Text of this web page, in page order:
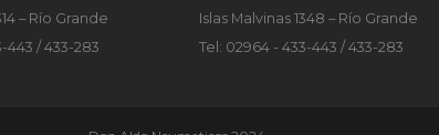
– Río Grande
443 / 433-283
Islas Malvinas 1348 – Río Grande
Tel: 02964 - 433-443 / 433-283